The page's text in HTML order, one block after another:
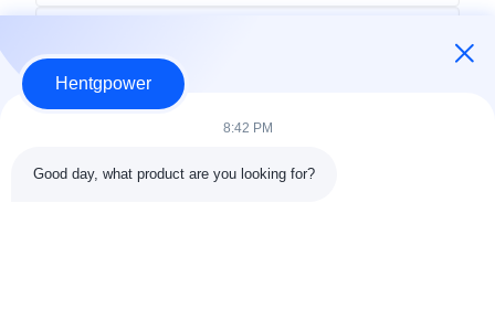
Hentgpower
8:42 PM
Good day, what product are you looking for?